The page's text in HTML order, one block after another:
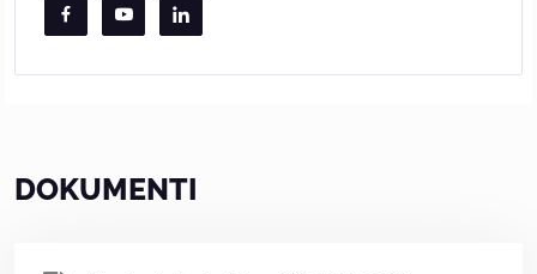
DOKUMENTI